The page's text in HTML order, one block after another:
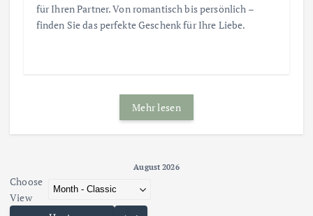
für Ihren Partner. Von romantisch bis persönlich –
finden Sie das perfekte Geschenk für Ihre Liebe.
Mehr lesen
Skip Calendar
August 2026 - current view is dayGridMonth
August 2026
Choose
View